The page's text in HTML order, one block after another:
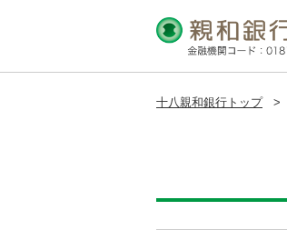
十八親和銀行トップ >